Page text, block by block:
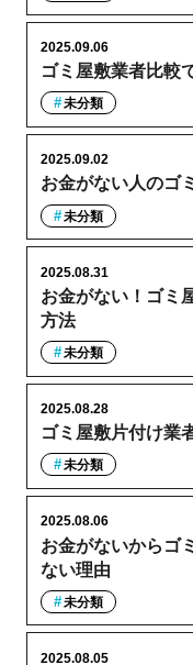
ゴミ屋敷業者比較
2025.09.06
未分類
お金がない人のゴ
2025.09.02
未分類
お金がない！ゴミ
方法
2025.08.31
未分類
ゴミ屋敷片付け業
2025.08.28
未分類
お金がないからゴ
ない理由
2025.08.06
未分類
2025.08.05